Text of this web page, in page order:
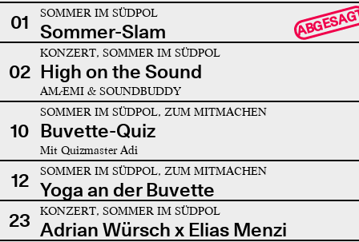
01 SOMMER IM SÜDPOL
Sommer-Slam
02
KONZERT, SOMMER IM SÜDPOL
High on the Sound
AMÆMI & SOUNDBUDDY
10
SOMMER IM SÜDPOL, ZUM MITMACHEN
Buvette-Quiz
Mit Quizmaster Adi
12 SOMMER IM SÜDPOL, ZUM MITMACHEN
Yoga an der Buvette
23
KONZERT, SOMMER IM SÜDPOL
Adrian Würsch x Elias Menzi